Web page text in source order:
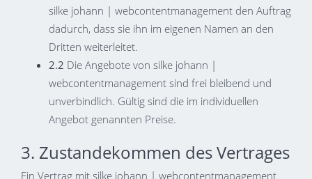
silke johann | webcontentmanagement den Auftrag
dadurch, dass sie ihn im eigenen Namen an den
Dritten weiterleitet.
2.2 Die Angebote von silke johann |
webcontentmanagement sind frei bleibend und
unverbindlich. Gültig sind die im individuellen
Angebot genannten Preise.
3. Zustandekommen des Vertrages
Ein Vertrag mit silke johann | webcontentmanagement